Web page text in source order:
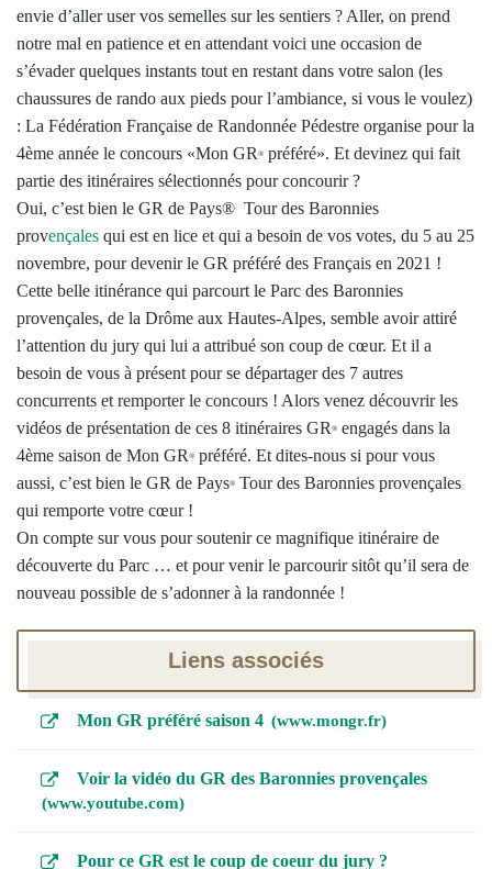
envie d’aller user vos semelles sur les sentiers ? Aller, on prend
notre mal en patience et en attendant voici une occasion de
s’évader quelques instants tout en restant dans votre salon (les
chaussures de rando aux pieds pour l’ambiance, si vous le voulez)
: La Fédération Française de Randonnée Pédestre organise pour la
4ème année le concours «Mon GR ® préféré». Et devinez qui fait
partie des itinéraires sélectionnés pour concourir ?
Oui, c’est bien le GR de Pays® Tour des Baronnies
provençales qui est en lice et qui a besoin de vos votes, du 5 au 25
novembre, pour devenir le GR préféré des Français en 2021 !
Cette belle itinérance qui parcourt le Parc des Baronnies
provençales, de la Drôme aux Hautes-Alpes, semble avoir attiré
l’attention du jury qui lui a attribué son coup de cœur. Et il a
besoin de vous à présent pour se départager des 7 autres
concurrents et remporter le concours ! Alors venez découvrir les
vidéos de présentation de ces 8 itinéraires GR ® engagés dans la
4ème saison de Mon GR ® préféré. Et dites-nous si pour vous
aussi, c’est bien le GR de Pays® Tour des Baronnies provençales
qui remporte votre cœur !
On compte sur vous pour soutenir ce magnifique itinéraire de
découverte du Parc … et pour venir le parcourir sitôt qu’il sera de
nouveau possible de s’adonner à la randonnée !
Liens associés
Mon GR préféré saison 4 www.mongr.fr
Voir la vidéo du GR des Baronnies provençales
www.youtube.com
Pour ce GR est le coup de coeur du jury ?